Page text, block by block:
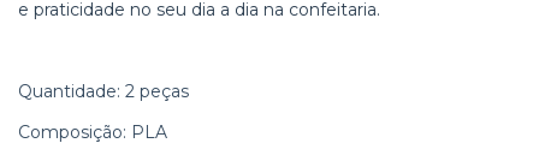
e praticidade no seu dia a dia na confeitaria.
Quantidade: 2 peças
Composição: PLA